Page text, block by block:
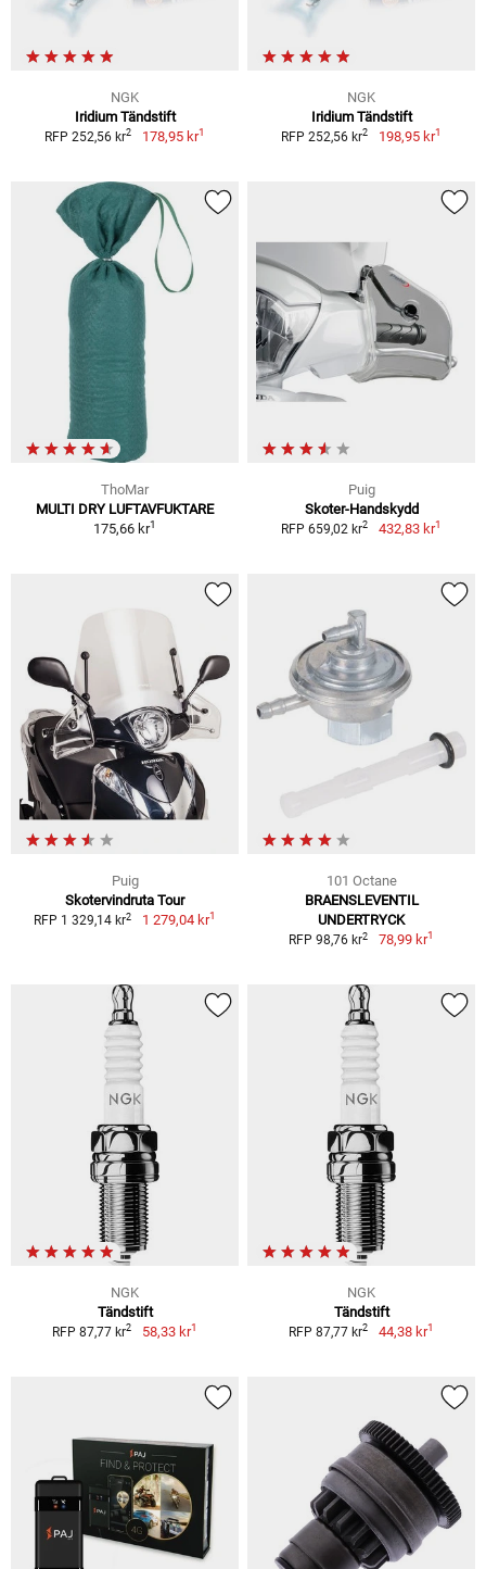
NGK
Iridium Tändstift
RFP 252,56 kr2 178,95 kr1
NGK
Iridium Tändstift
RFP 252,56 kr2 198,95 kr1
ThoMar
MULTI DRY LUFTAVFUKTARE
175,66 kr1
Puig
Skoter-Handskydd
RFP 659,02 kr2 432,83 kr1
Puig
Skotervindruta Tour
RFP 1 329,14 kr2 1 279,04 kr1
101 Octane
BRAENSLEVENTIL
UNDERTRYCK
RFP 98,76 kr2 78,99 kr1
NGK
Tändstift
RFP 87,77 kr2 58,33 kr1
NGK
Tändstift
RFP 87,77 kr2 44,38 kr1